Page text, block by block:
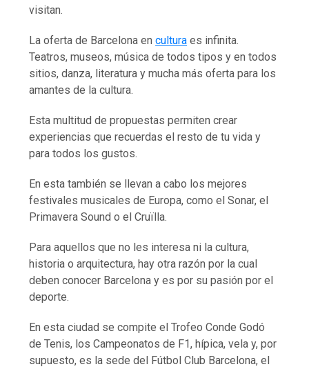
visitan.
La oferta de Barcelona encultura es infinita.
Teatros, museos, música de todos tipos y en todos
sitios, danza, literatura y mucha más oferta para los
amantes de la cultura.
Esta multitud de propuestas permiten crear
experiencias que recuerdas el resto de tu vida y
para todos los gustos.
En esta también se llevan a cabo los mejores
festivales musicales de Europa, como el Sonar, el
Primavera Sound o el Cruïlla.
Para aquellos que no les interesa ni la cultura,
historia o arquitectura, hay otra razón por la cual
deben conocer Barcelona y es por su pasión por el
deporte.
En esta ciudad se compite el Trofeo Conde Godó
de Tenis, los Campeonatos de F1, hípica, vela y, por
supuesto, es la sede del Fútbol Club Barcelona, el